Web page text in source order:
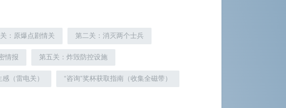
：原爆点剧情关 第二关：消灭两个士兵
情报 第五关：炸毁防控设施
（雷电关） “咨询”奖杯获取指南（收集全磁带）